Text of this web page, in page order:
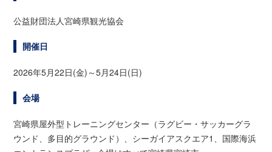
公益財団法人宮崎県観光協会
開催日
2026年5月22日(金)～5月24日(日)
会場
宮崎県屋外型トレーニングセンター（ラグビー・サッカーグラ
ウンド、多目的グラウンド）、シーガイアスクエア1、国際海浜